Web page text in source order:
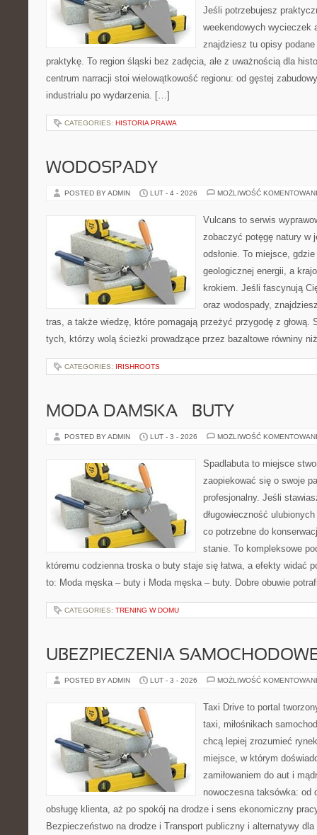
Jeśli potrzebujesz
weekendowych wycieczek
znajdziesz tu opisy
praktykę. To region śląski bez zadęcia, ale z uważnością dla
centrum narracji stoi wielowątkowość regionu: od gęstej
industrialu po wydarzenia. […]
CATEGORIES: HISTORIA PRAWA
WODOSPADY
POSTED BY ADMIN LUT - 4 - 2026 MOŻLIWOŚĆ
Vulcans to serwis
zobaczyć potęgę natury w
odsłonie. To miejsce,
geologicznej energii, a
krokiem. Jeśli fascynują
oraz wodospady,
tras, a także wiedzę, które pomagają przeżyć przygodę z głową.
tych, którzy wolą ścieżki prowadzące przez bazaltowe równiny
CATEGORIES: IRISHROOTS
MODA DAMSKA – BUTY
POSTED BY ADMIN LUT - 3 - 2026 MOŻLIWOŚĆ
Spadlabuta to miejsce
zaopiekować się o swoje
profesjonalny. Jeśli
długowieczność
co potrzebne do
stanie. To kompleksowe
któremu codzienna troska o buty staje się łatwa, a efekty widać
to: Moda męska – buty i Moda męska – buty. Dobre obuwie
CATEGORIES: TRENING W DOMU
UBEZPIECZENIA
POSTED BY ADMIN LUT - 3 - 2026 MOŻLIWOŚĆ
Taxi Drive to portal
taxi, miłośnikach
chcą lepiej zrozumieć
miejsce, w którym
zamiłowaniem do aut i
nowoczesna taksówka: od
obsługę klienta, aż po spokój na drodze i sens ekonomiczny
Bezpieczeństwo na drodze i Transport publiczny i alternatywy